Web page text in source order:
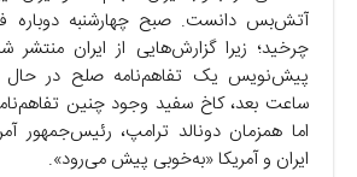
آتش‌بس دانست. صبح چهارشنبه
چرخید؛ زیرا گزارش‌هایی از ایران
پیش‌نویس یک تفاهم‌نامه صلح در
ساعت بعد، کاخ سفید وجود چنین
اما همزمان دونالد ترامپ، رئیس‌جمهور
ایران و آمریکا «به‌خوبی پیش می‌رود».